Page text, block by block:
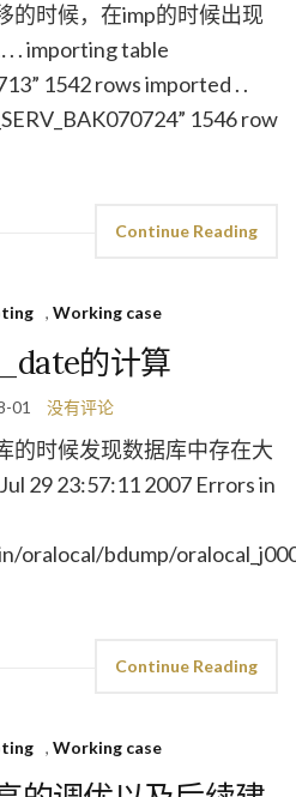
的时候，在imp的时候出现
. importing table
1542 rows imported . .
1546 row
Continue Reading
, Working case
的计算
01 没有评论
的时候发现数据库中存在大
29 23:57:11 2007 Errors in
oralocal/bdump/
Continue Reading
, Working case